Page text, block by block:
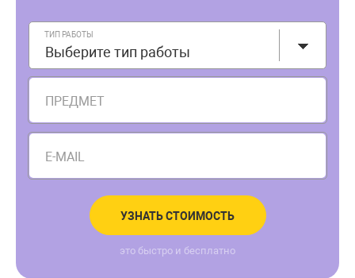
ТИП РАБОТЫ
Выберите тип работы
ПРЕДМЕТ
E-MAIL
УЗНАТЬ СТОИМОСТЬ
это быстро и бесплатно